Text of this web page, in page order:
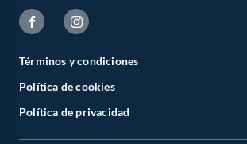
Términos y condiciones
Política de cookies
Política de privacidad